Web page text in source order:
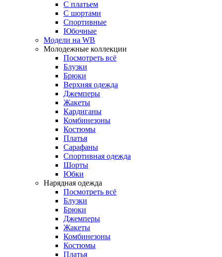
С платьем
С шортами
Спортивные
Юбочные
Модели на WB
Молодежные коллекции
Посмотреть всё
Блузки
Брюки
Верхняя одежда
Джемперы
Жакеты
Кардиганы
Комбинезоны
Костюмы
Платья
Сарафаны
Спортивная одежда
Шорты
Юбки
Нарядная одежда
Посмотреть всё
Блузки
Брюки
Джемперы
Жакеты
Комбинезоны
Костюмы
Платья